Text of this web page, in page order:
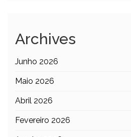
Archives
Junho 2026
Maio 2026
Abril 2026
Fevereiro 2026